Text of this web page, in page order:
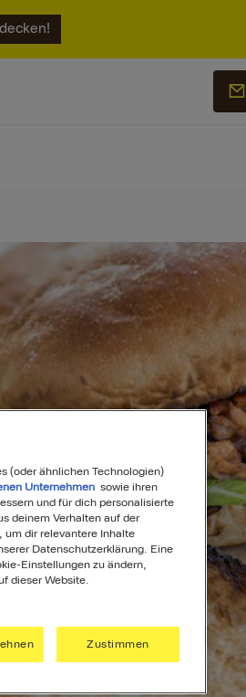
(oder ähnlichen Technologien)
Unternehmen sowie ihren
und für dich personalisierte
deinem Verhalten auf der
um dir relevantere Inhalte
Datenschutzerklärung. Eine
Einstellungen zu ändern,
dieser Website.
Zustimmen